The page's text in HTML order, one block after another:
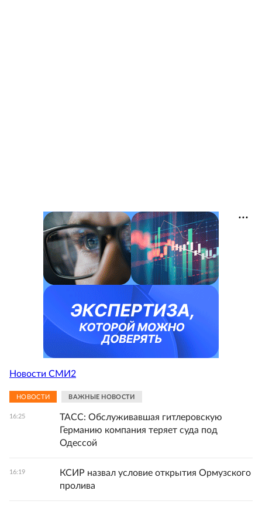
Новости СМИ2
НОВОСТИ ВАЖНЫЕ НОВОСТИ
16:25
ТАСС: Обслуживавшая гитлеровскую
Германию компания теряет суда под
Одессой
16:19
КСИР назвал условие открытия Ормузского
пролива